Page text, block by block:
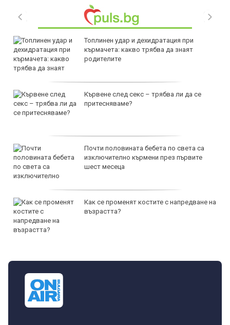
Топлинен удар и дехидратация при
кърмачета: какво трябва да знаят
родителите
Кървене след секс – трябва ли да се
притесняваме?
Почти половината бебета по света са
изключително кърмени през първите
шест месеца
Как се променят костите с напредване на
възрастта?